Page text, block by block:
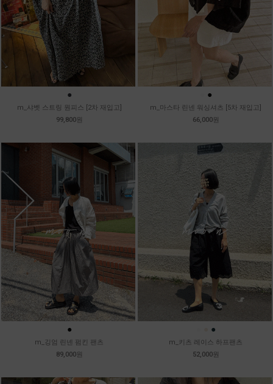
●
m_샤벳 스트링 원피스 [2차 재입고]
99,800원
●
m_마스타 린넨 워싱셔츠 [5차 재입고]
66,000원
●
m_깅엄 린넨 펌킨 팬츠
89,000원
●
m_키츠 레이스 하프팬츠
52,000원